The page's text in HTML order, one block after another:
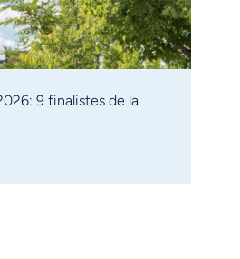
9 finalistes de la